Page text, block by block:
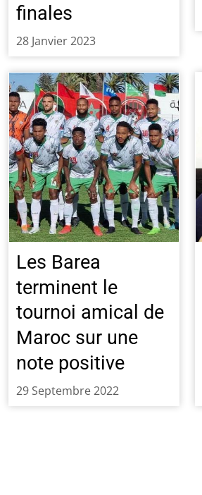
finales
28 Janvier 2023
Les Barea
terminent le
tournoi amical de
Maroc sur une
note positive
29 Septembre 2022